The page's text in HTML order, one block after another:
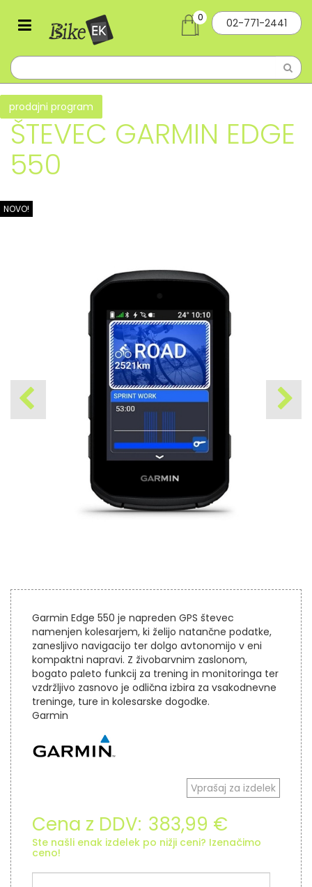
02-771-2441
0
prodajni program
ŠTEVEC GARMIN EDGE
550
NOVO!
Garmin Edge 550 je napreden GPS števec
namenjen kolesarjem, ki želijo natančne podatke,
zanesljivo navigacijo ter dolgo avtonomijo v eni
kompaktni napravi. Z živobarvnim zaslonom,
bogato paleto funkcij za trening in monitoringa ter
vzdržljivo zasnovo je odlična izbira za vsakodnevne
treninge, ture in kolesarske dogodke.
Garmin
Vprašaj za izdelek
Cena z DDV: 383,99 €
Ste našli enak izdelek po nižji ceni? Izenačimo
ceno!